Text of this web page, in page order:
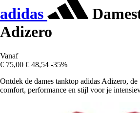
adidas
Adizero
Vanaf
€ 75,00 € 48,54 -35%
Ontdek de dames tanktop adidas Adizero,
comfort, performance en stijl voor je